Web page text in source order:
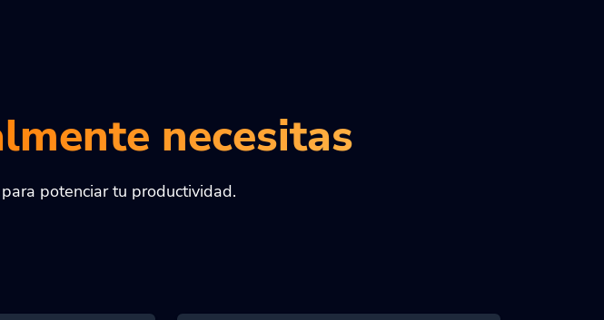
necesitas
potenciar tu productividad.